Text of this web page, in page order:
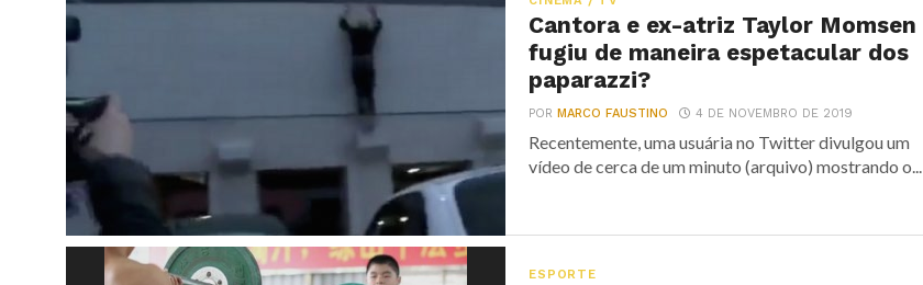
Cantora e ex-atriz Taylor Momsen
fugiu de maneira espetacular dos
paparazzi?
PORMARCO FAUSTINO 4 DE NOVEMBRO DE 2019
Recentemente, uma usuária no Twitter divulgou um
vídeo de cerca de um minuto (arquivo) mostrando o...
ESPORTE